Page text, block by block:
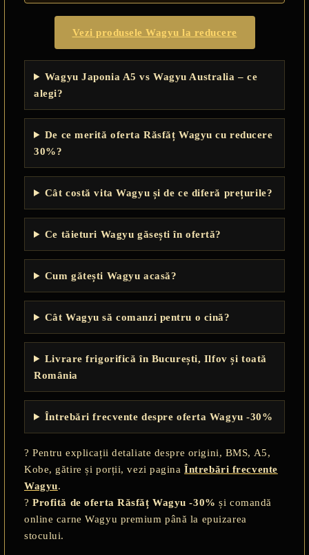
Vezi produsele Wagyu la reducere
Wagyu Japonia A5 vs Wagyu Australia – ce
alegi?
De ce merită oferta Răsfăț Wagyu cu reducere
30%?
Cât costă vita Wagyu și de ce diferă prețurile?
Ce tăieturi Wagyu găsești în ofertă?
Cum gătești Wagyu acasă?
Cât Wagyu să comanzi pentru o cină?
Livrare frigorifică în București, Ilfov și toată
România
Întrebări frecvente despre oferta Wagyu -30%
? Pentru explicații detaliate despre origini, BMS, A5,
Kobe, gătire și porții, vezi paginaÎntrebări frecvente
Wagyu.
?Profită de oferta Răsfăț Wagyu -30% și comandă
online carne Wagyu premium până la epuizarea
stocului.